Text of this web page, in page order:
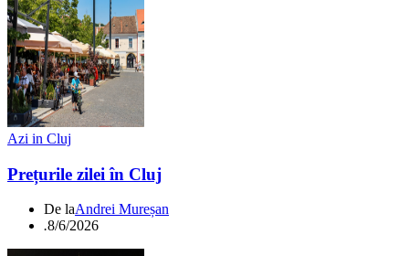
Azi in Cluj
Prețurile zilei în Cluj
De laAndrei Mureșan
.8/6/2026